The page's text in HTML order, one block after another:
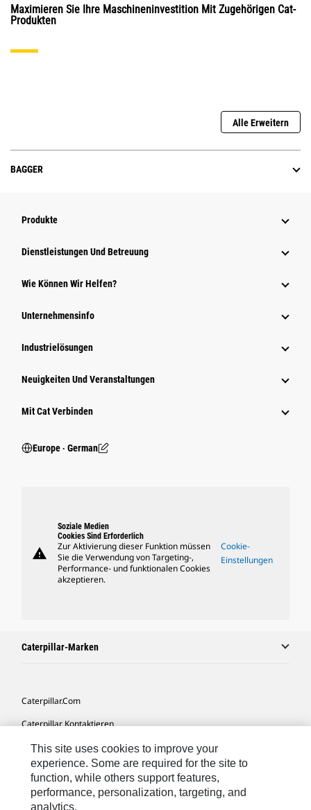
Maximieren Sie Ihre Maschineninvestition Mit Zugehörigen Cat-
Produkten
Alle Erweitern
BAGGER
Produkte
Dienstleistungen Und Betreuung
Wie Können Wir Helfen?
Unternehmensinfo
Industrielösungen
Neuigkeiten Und Veranstaltungen
Mit Cat Verbinden
Europe ‧ German
warning
Soziale Medien
Cookies Sind Erforderlich
Zur Aktivierung dieser Funktion müssen
Sie die Verwendung von Targeting-,
Performance- und funktionalen Cookies
akzeptieren.
Cookie-
Einstellungen
Caterpillar-Marken
Caterpillar.com
Caterpillar Kontaktieren
Meine Marketing-Präferenzen
Seitenübersicht
Cookie Settings
This site uses cookies to improve your
experience. Some are required for the site to
function, while others support features,
performance, personalization, targeting, and
analytics.